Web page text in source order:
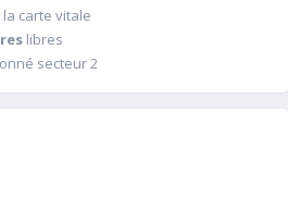
la carte vitale
libres
secteur 2